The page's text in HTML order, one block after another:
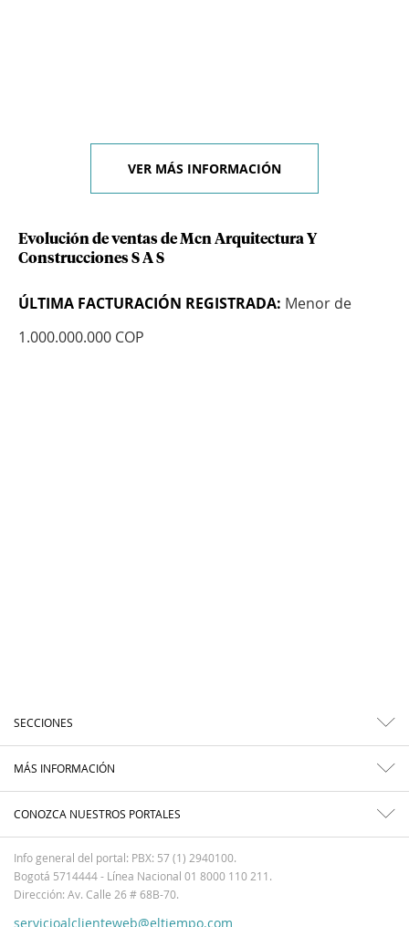
VER MÁS INFORMACIÓN
Evolución de ventas de Mcn Arquitectura Y
Construcciones S A S
ÚLTIMA FACTURACIÓN REGISTRADA: Menor de
1.000.000.000 COP
SECCIONES
MÁS INFORMACIÓN
CONOZCA NUESTROS PORTALES
Info general del portal: PBX: 57 (1) 2940100.
Bogotá 5714444 - Línea Nacional 01 8000 110 211.
Dirección: Av. Calle 26 # 68B-70.
servicioalclienteweb@eltiempo.com